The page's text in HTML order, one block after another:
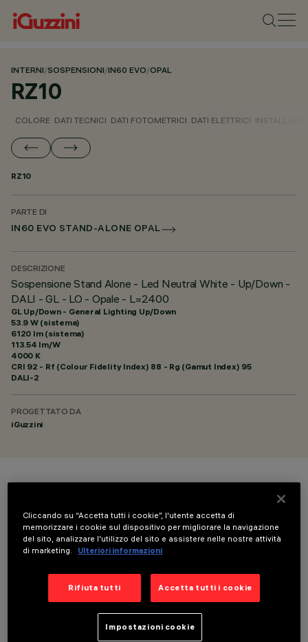
INTERNI/SOSPENSIONI/IN60 EVO/OPAL
RZ10
COLORE DATI TECNICI DATI FOTOMETRICI DATI ELETTRICI
RZ10
PARTE DI
IN60 EVO STAND-ALONE OPAL
DESCRIZIONE
Sospensione Stand Alone - Led Neutral White - Up/Down -
DALI - GL - LO - Opale - L=2400
GL Up/Down - General Lighting Up/Down
53.9 W (sistema)
6120 lm (sistema)
113.54 lm/W
4000 K
CRI 92 - Rf (Colour Fidelity Index) 88 - Rg (Gamut Index) 95
DALI-2
PROGETTATO DA
iGuzzini
DATI TECNICI
ULTIMO AGGIORNAMENTO: 06/08/2026
Cliccando su “Accetta tutti i cookie”, l'utente accetta di
memorizzare i cookie sul dispositivo per migliorare la navigazione
del sito, analizzare l'utilizzo del sito e assistere nelle nostre attività
di marketing.
Ulteriori informazioni
Rifiuta tutti Accetta tutti i cookie
Impostazioni cookie